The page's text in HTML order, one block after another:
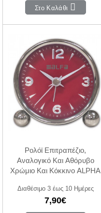
Στο Καλάθι
Ρολόϊ Επιτραπέζιο,
Αναλογικό Και Αθόρυβο
Χρώμιο Και Κόκκινο ALPHA
Διαθέσιμο 3 έως 10 Ημέρες
7,90€